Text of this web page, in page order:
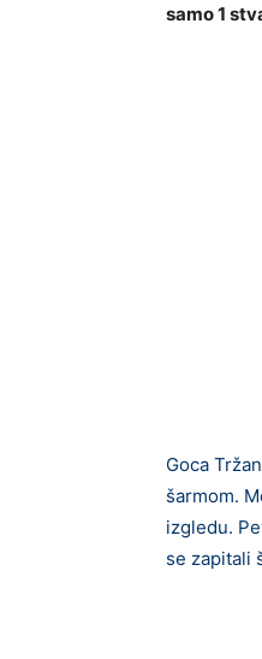
samo 1
Goca
šarmom.
izgledu.
se zapitali